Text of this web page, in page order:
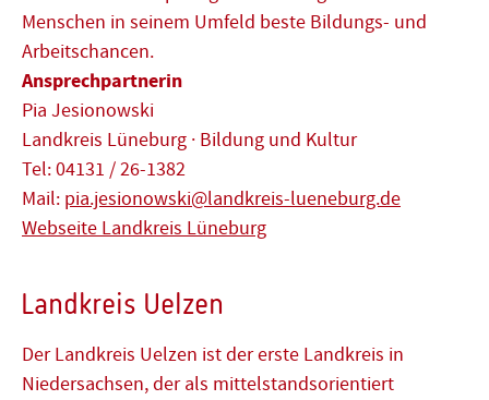
Menschen in seinem Umfeld beste Bildungs- und
Arbeitschancen.
Ansprechpartnerin
Pia Jesionowski
Landkreis Lüneburg · Bildung und Kultur
Tel: 04131 / 26-1382
Mail: pia.jesionowski@landkreis-lueneburg.de
Webseite Landkreis Lüneburg
Landkreis Uelzen
Der Landkreis Uelzen ist der erste Landkreis in
Niedersachsen, der als mittelstandsorientiert